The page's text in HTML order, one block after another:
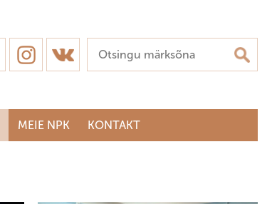
MEIE NPK KONTAKT